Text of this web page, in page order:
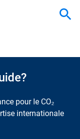
pour le CO₂
internationale